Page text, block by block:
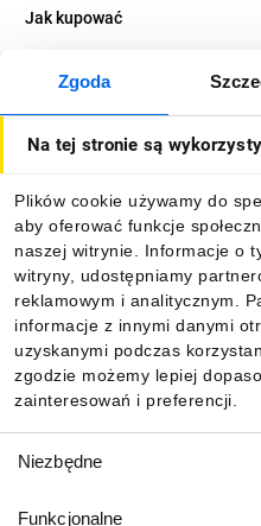
Zgoda
Na tej stronie są
Plików cookie używamy do
aby oferować funkcje
naszej witrynie. Informacje o
witryny, udostępniamy
reklamowym i analitycznym.
informacje z innymi danymi
uzyskanymi podczas
zgodzie możemy lepiej
zainteresowań i preferencji.
zgody
Niezbędne
Funkcjonalne
Jak kupować
O firmie
Informacje
Pobierz naszą